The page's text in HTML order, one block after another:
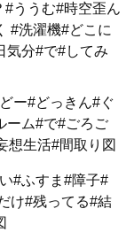
#ううむ#時空歪ん
#洗濯機#どこに
気分#で#してみ
ー#どっきん#ぐ
ーム#で#ごろご
想生活#間取り図
#ふすま#障子#
け#残ってる#結